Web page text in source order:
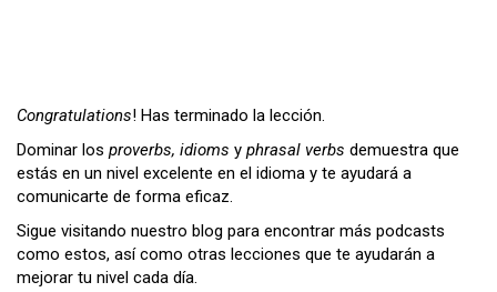
Congratulations! Has terminado la lección.
Dominar los proverbs, idioms y phrasal verbs demuestra que
estás en un nivel excelente en el idioma y te ayudará a
comunicarte de forma eficaz.
Sigue visitando nuestro blog para encontrar más podcasts
como estos, así como otras lecciones que te ayudarán a
mejorar tu nivel cada día.